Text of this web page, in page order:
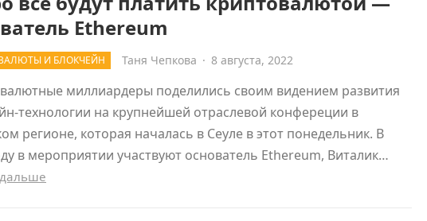
Ethereum
И БЛОКЧЕЙН Таня Чепкова · 8 августа, 2022
миллиардеры поделились своим видением развития
технологии на крупнейшей отраслевой конфереции в
регионе, которая началась в Сеуле в этот понедельник. В
в мероприятии участвуют основатель Ethereum, Виталик…